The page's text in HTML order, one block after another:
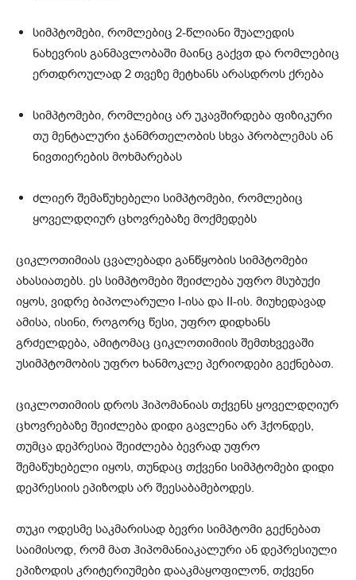
სიმპტომები, რომლებიც 2-წლიანი შუალედის
ნახევრის განმავლობაში მაინც გაქვთ და რომლებიც
ერთდროულად 2 თვეზე მეტხანს არასდროს ქრება
სიმპტომები, რომლებიც არ უკავშირდება ფიზიკური
თუ მენტალური ჯანმრთელობის სხვა პრობლემას ან
ნივთიერების მოხმარებას
ძლიერ შემაწუხებელი სიმპტომები, რომლებიც
ყოველდღიურ ცხოვრებაზე მოქმედებს
ციკლოთიმიას ცვალებადი განწყობის სიმპტომები
ახასიათებს. ეს სიმპტომები შეიძლება უფრო მსუბუქი
იყოს, ვიდრე ბიპოლარული I-ისა და II-ის. მიუხედავად
ამისა, ისინი, როგორც წესი, უფრო დიდხანს
გრძელდება, ამიტომაც ციკლოთიმიის შემთხვევაში
უსიმპტომობის უფრო ხანმოკლე პერიოდები გექნებათ.
ციკლოთიმიის დროს ჰიპომანიას თქვენს ყოველდღიურ
ცხოვრებაზე შეიძლება დიდი გავლენა არ ჰქონდეს,
თუმცა დეპრესია შეიძლება ბევრად უფრო
შემაწუხებელი იყოს, თუნდაც თქვენი სიმპტომები დიდი
დეპრესიის ეპიზოდს არ შეესაბამებოდეს.
თუკი ოდესმე საკმარისად ბევრი სიმპტომი გექნებათ
საიმისოდ, რომ მათ ჰიპომანიაკალური ან დეპრესიული
ეპიზოდის კრიტერიუმები დააკმაყოფილონ, თქვენი